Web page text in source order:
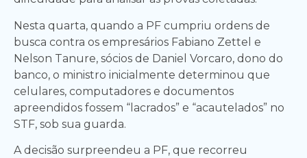
Nesta quarta, quando a PF cumpriu ordens de
busca contra os empresários Fabiano Zettel e
Nelson Tanure, sócios de Daniel Vorcaro, dono do
banco, o ministro inicialmente determinou que
celulares, computadores e documentos
apreendidos fossem “lacrados” e “acautelados” no
STF, sob sua guarda.
A decisão surpreendeu a PF, que recorreu